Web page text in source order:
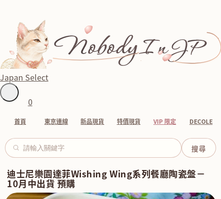
Japan Select
0
首頁 東京連線 新品現貨 特價現貨 VIP 限定 DECOLE
迪士尼樂園達菲Wishing Wing系列餐廳陶瓷盤－
10月中出貨 預購